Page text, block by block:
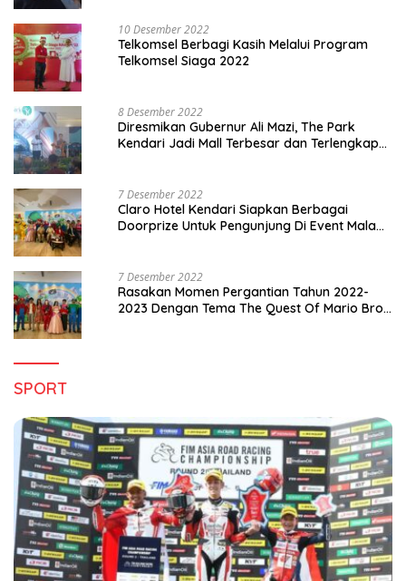
10 Desember 2022
Telkomsel Berbagi Kasih Melalui Program
Telkomsel Siaga 2022
8 Desember 2022
Diresmikan Gubernur Ali Mazi, The Park
Kendari Jadi Mall Terbesar dan Terlengkap
7 Desember 2022
Claro Hotel Kendari Siapkan Berbagai
Doorprize Untuk Pengunjung Di Event Malam
7 Desember 2022
Rasakan Momen Pergantian Tahun 2022-
2023 Dengan Tema The Quest Of Mario Bros
SPORT